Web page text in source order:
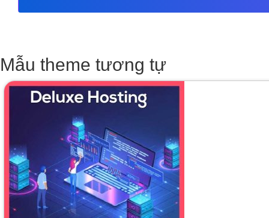
Mẫu theme tương tự